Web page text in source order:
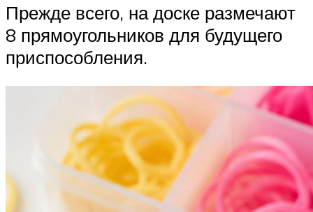
Прежде всего, на доске размечают
8 прямоугольников для будущего
приспособления.